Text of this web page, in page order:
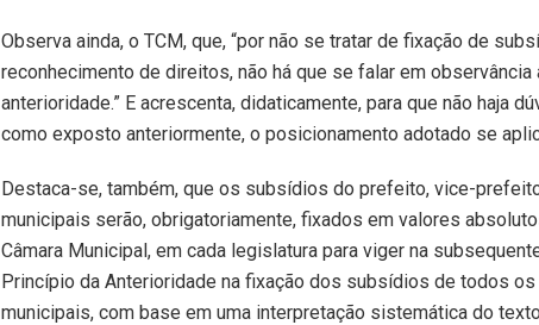
Observa ainda, o TCM, que, “por não se tratar de fixação de
reconhecimento de direitos, não há que se falar em observância
anterioridade.” E acrescenta, didaticamente, para que não haja
como exposto anteriormente, o posicionamento adotado se
Destaca-se, também, que os subsídios do prefeito, vice-
municipais serão, obrigatoriamente, fixados em valores
Câmara Municipal, em cada legislatura para viger na
Princípio da Anterioridade na fixação dos subsídios de todos
municipais, com base em uma interpretação sistemática do